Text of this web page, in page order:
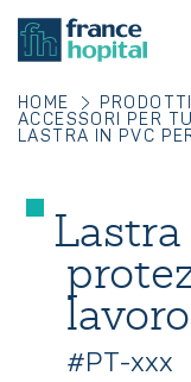
HOME PRODOTTI
ACCESSORI PER
LASTRA IN PVC
lavoro
#PT-xxx